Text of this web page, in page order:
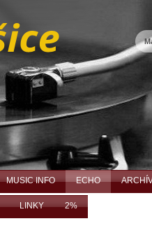
MUSIC INFO ECHO
LINKY 2%